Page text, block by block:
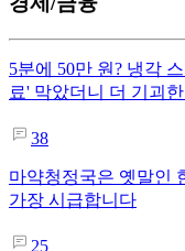
5분에 50만 원? 냉각
료' 막았더니 더 기괴
38
마약청정국은 옛말인
가장 시급합니다
25